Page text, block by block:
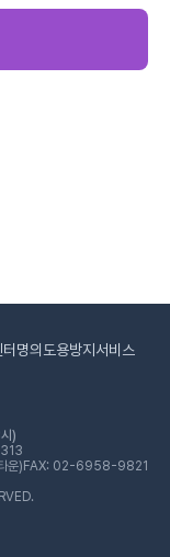
명의도용방지서비스
)
운) FAX: 02-6958-9821